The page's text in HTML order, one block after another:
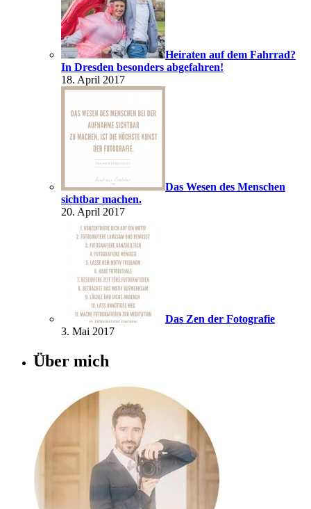
Heiraten auf dem Fahrrad?
In Dresden besonders abgefahren!
18. April 2017
Das Wesen des Menschen
sichtbar machen.
20. April 2017
Das Zen der Fotografie
3. Mai 2017
Über mich